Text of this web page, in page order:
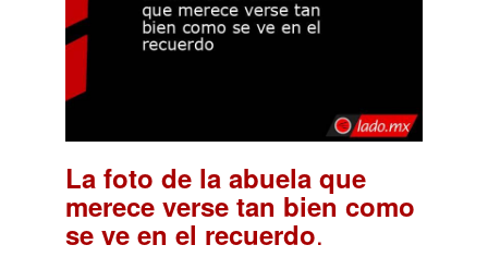
La foto de la abuela que
merece verse tan bien como
se ve en el recuerdo.